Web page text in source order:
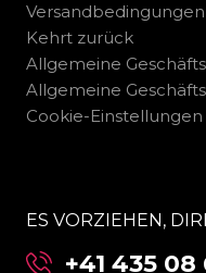
Versandbedingungen
Kehrt zurück
Allgemeine
Allgemeine
Cookie-Einstellungen
ES VORZIEHEN,
+41 435 08